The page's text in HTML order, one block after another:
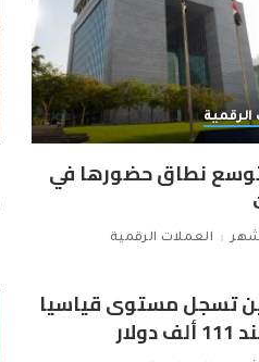
الرقمية
نطاق حضورها في
العملات الرقمية
تسجل مستوى قياسيا